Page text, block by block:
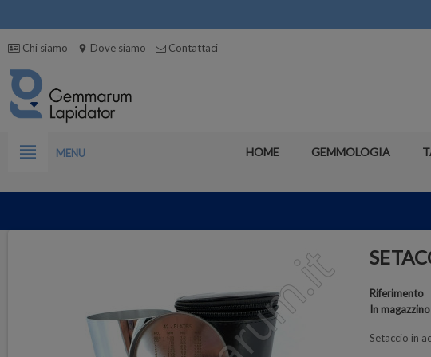
Chi siamo location_on Dove siamo Contattaci
view_headline MENU HOME GEMMOLOGIA
Riferimento
In magazzino
Setaccio in